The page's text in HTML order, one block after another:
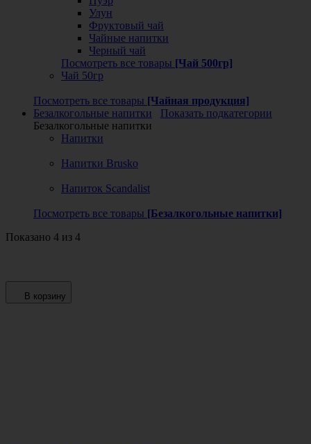
Улун
Фруктовый чай
Чайные напитки
Черный чай
Посмотреть все товары [Чай 500гр]
Чай 50гр
Посмотреть все товары [Чайная продукция]
Безалкогольные напитки
Показать подкатегории
Безалкогольные напитки
Напитки
Напитки Brusko
Напиток Scandalist
Посмотреть все товары [Безалкогольные напитки]
Показано 4 из 4
В корзину